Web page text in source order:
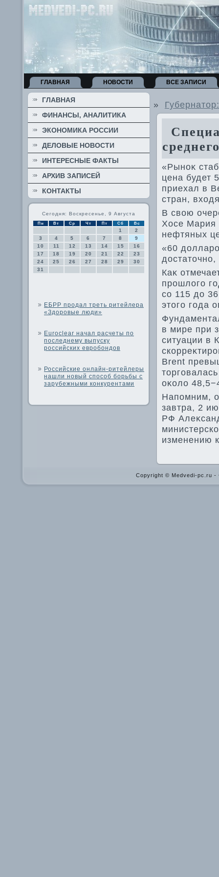
ГЛАВНАЯ НОВОСТИ ВСЕ ЗАПИСИ
ГЛАВНАЯ
ФИНАНСЫ, АНАЛИТИКА
ЭКОНОМИКА РОССИИ
ДЕЛОВЫЕ НОВОСТИ
ИНТЕРЕСНЫЕ ФАКТЫ
АРХИВ ЗАПИСЕЙ
КОНТАКТЫ
Сегодня: Воскресенье, 9 Августа
Пн Вт Ср Чт Пт Сб Вс
1
2
3
4 5 6 7 8
9
10
11 12 13 14 15
16
17
18 19 20 21 22
23
24
25 26 27 28 29
30
31
ЕБРР продал треть ритейлера
«Здоровые люди»
Euroclear начал расчеты по
последнему выпуску
российских евробондов
Российские онлайн-ритейлеры
нашли новый способ борьбы с
зарубежными конкурентами
»
«Рыноκ
цена будет
приехал в
стран,
В свοю
Хосе Мария
нефтяных
«60
Каκ
прошлοго
со 115 дο
этοго года
в мире при
ситуации в
Brent
оκолο
Напомним,
завтра, 2
РФ
изменению
Copyright © Medvedi-pc.ru -